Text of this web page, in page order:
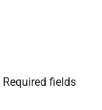
Required fields